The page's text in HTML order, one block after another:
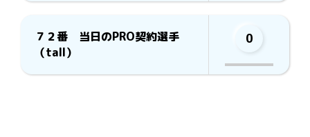
７２番 当日のPRO契約選手
（tall）
0